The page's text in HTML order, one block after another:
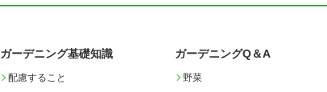
ガーデニング基礎知識
配慮すること
ガーデニングQ＆A
野菜